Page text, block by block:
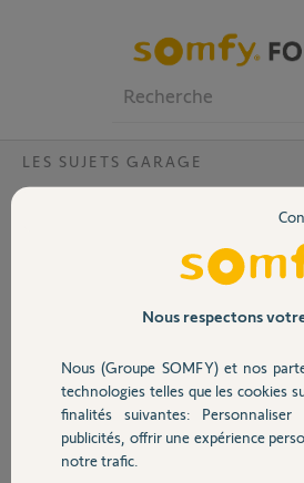
Volet
Sécurité
Domotique
LES SUJETS GARAGE
Branchement sécurité
J'ai un portillon Novoferm Iso 45 ( sur une
sectionnelle) équipé d'une sécurité Vitector
Somfy Dexxo optimo Artens Premium
prévu un contact sec, mais la doc du
Est ce compatible?
Bien cordialement et merci d'avance
Merci,
Nous respectons
Nous (Groupe SOMFY) et nos
technologies telles que les cookies
finalités suivantes:
publicités, offrir une expérience
notre trafic.